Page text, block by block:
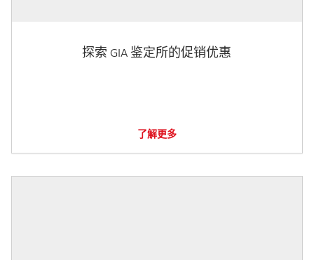
探索 GIA 鉴定所的促销优惠
了解更多